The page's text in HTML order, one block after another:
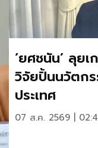
‘ยศชนัน’ ลุย
วิจัยปั้นนวัตก
ประเทศ
07 ส.ค. 2569 |